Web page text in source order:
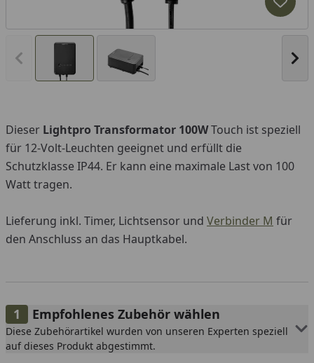
Vorheriges Bild anzeigen
Dieser Lightpro Transformator 100WTouch ist speziell
für 12-Volt-Leuchten geeignet und erfüllt die
Schutzklasse IP44. Er kann eine maximale Last von 100
Watt tragen.
Lieferung inkl. Timer, Lichtsensor und Verbinder M für
den Anschluss an das Hauptkabel.
Empfohlenes Zubehör wählen
Diese Zubehörartikel wurden von unseren Experten speziell
auf dieses Produkt abgestimmt.